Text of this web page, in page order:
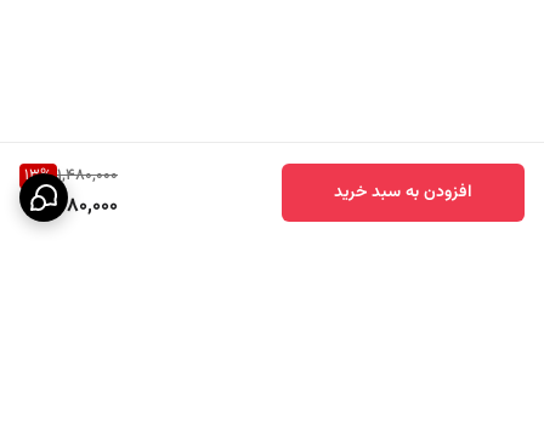
1,480,000
13%
1,280,000 افزودن به سبد خرید